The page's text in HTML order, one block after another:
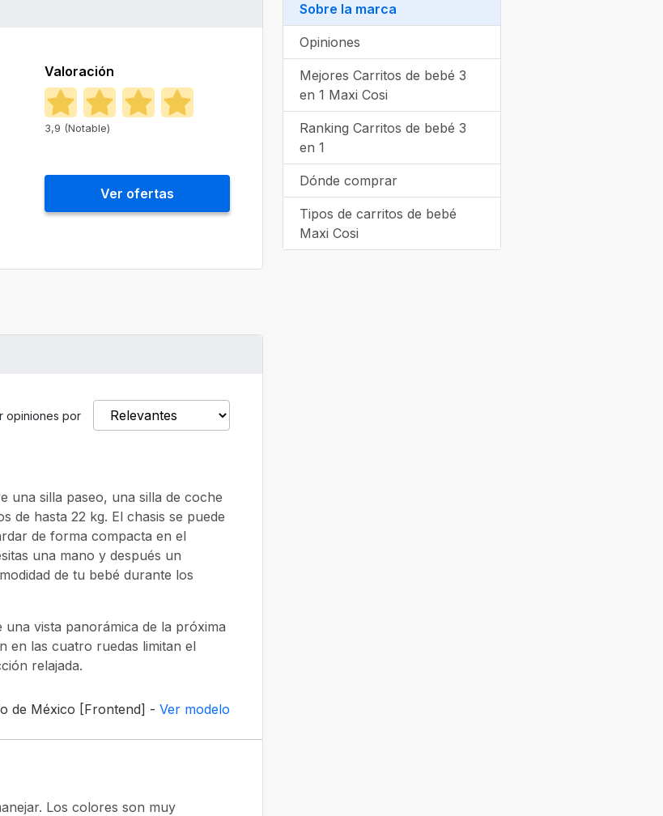
Sobre la marca
Opiniones
Mejores Carritos de bebé 3
en 1 Maxi Cosi
Ranking Carritos de bebé 3
en 1
Dónde comprar
Tipos de carritos de bebé
Maxi Cosi
Valoración
3,9 (Notable)
Ver ofertas
opiniones por
una silla paseo, una silla de coche
de hasta 22 kg. El chasis se puede
de forma compacta en el
una mano y después un
de tu bebé durante los
vista panorámica de la próxima
en las cuatro ruedas limitan el
relajada.
de México [Frontend] - Ver modelo
Los colores son muy